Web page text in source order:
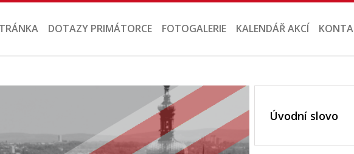
DOTAZY PRIMÁTORCE FOTOGALERIE KALENDÁŘ AKCÍ
Úvodní slovo